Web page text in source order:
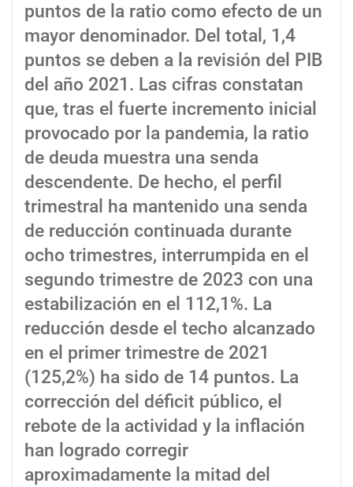
puntos de la ratio como efecto de un
mayor denominador. Del total, 1,4
puntos se deben a la revisión del PIB
del año 2021. Las cifras constatan
que, tras el fuerte incremento inicial
provocado por la pandemia, la ratio
de deuda muestra una senda
descendente. De hecho, el perfil
trimestral ha mantenido una senda
de reducción continuada durante
ocho trimestres, interrumpida en el
segundo trimestre de 2023 con una
estabilización en el 112,1%. La
reducción desde el techo alcanzado
en el primer trimestre de 2021
(125,2%) ha sido de 14 puntos. La
corrección del déficit público, el
rebote de la actividad y la inflación
han logrado corregir
aproximadamente la mitad del